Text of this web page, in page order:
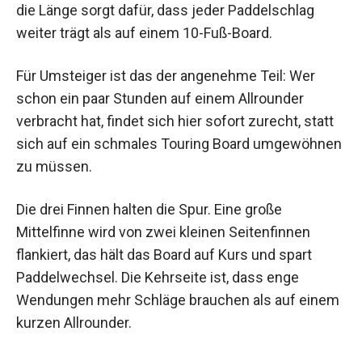
die Länge sorgt dafür, dass jeder Paddelschlag
weiter trägt als auf einem 10-Fuß-Board.
Für Umsteiger ist das der angenehme Teil: Wer
schon ein paar Stunden auf einem Allrounder
verbracht hat, findet sich hier sofort zurecht, statt
sich auf ein schmales Touring Board umgewöhnen
zu müssen.
Die drei Finnen halten die Spur. Eine große
Mittelfinne wird von zwei kleinen Seitenfinnen
flankiert, das hält das Board auf Kurs und spart
Paddelwechsel. Die Kehrseite ist, dass enge
Wendungen mehr Schläge brauchen als auf einem
kurzen Allrounder.